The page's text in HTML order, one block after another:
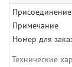
Технические
Примечание
Номер для